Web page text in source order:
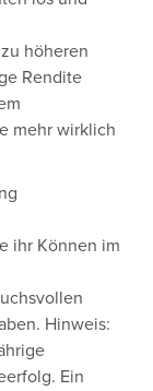
höheren
Rendite
mehr wirklich
ihr Können im
Hinweis:
Ein